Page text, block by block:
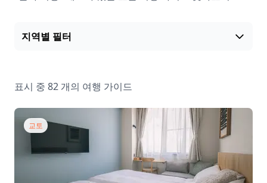
지역별 필터
표시 중 82 개의 여행 가이드
교토